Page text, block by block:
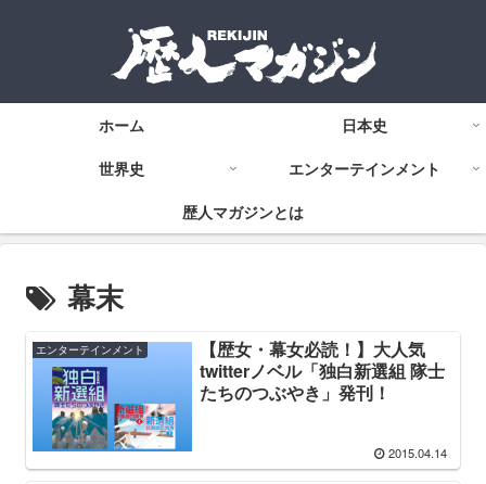
ホーム
日本史
世界史
エンターテインメント
歴人マガジンとは
幕末
エンターテインメント
【歴女・幕女必読！】大人気
twitterノベル「独白新選組 隊士
たちのつぶやき」発刊！
2015.04.14